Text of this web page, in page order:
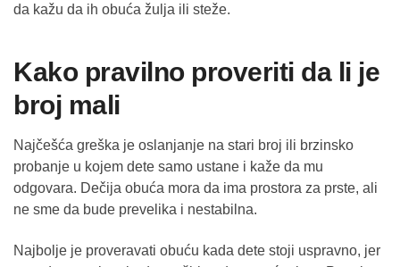
da kažu da ih obuća žulja ili steže.
Kako pravilno proveriti da li je
broj mali
Najčešća greška je oslanjanje na stari broj ili brzinsko
probanje u kojem dete samo ustane i kaže da mu
odgovara. Dečija obuća mora da ima prostora za prste, ali
ne sme da bude prevelika i nestabilna.
Najbolje je proveravati obuću kada dete stoji uspravno, jer